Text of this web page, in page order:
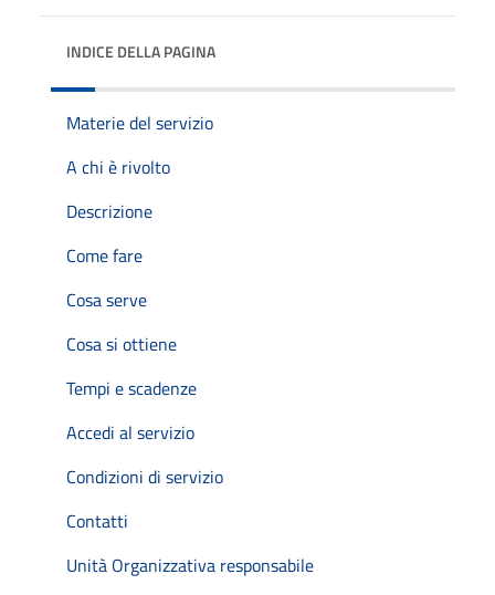
INDICE DELLA PAGINA
Materie del servizio
A chi è rivolto
Descrizione
Come fare
Cosa serve
Cosa si ottiene
Tempi e scadenze
Accedi al servizio
Condizioni di servizio
Contatti
Unità Organizzativa responsabile